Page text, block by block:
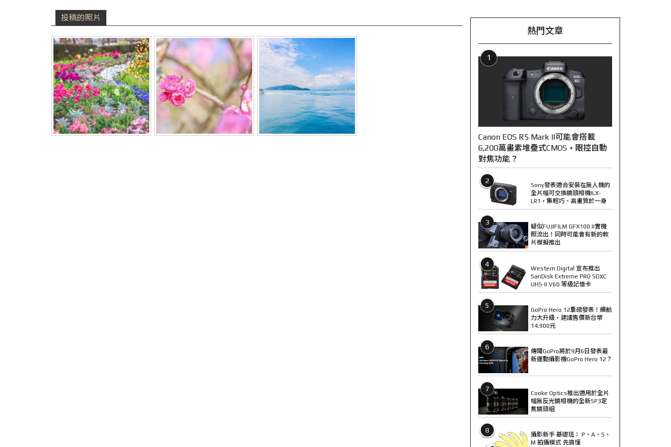
投稿的照片
熱門文章
1
Canon EOS R5 Mark II可能會搭載
6,200萬畫素堆疊式CMOS + 眼控自動
對焦功能？
2
Sony發表適合安裝在無人機的
全片幅可交換鏡頭相機ILX-
LR1，集輕巧、高畫質於一身
3
疑似FUJIFILM GFX100 II實機
照流出！同時可能會有新的軟
片模擬推出
4
Western Digital 宣布推出
SanDisk Extreme PRO SDXC
UHS-II V60 等級記憶卡
5
GoPro Hero 12重磅發表！續航
力大升級，建議售價新台幣
14,900元
6
傳聞GoPro將於9月6日發表最
新運動攝影機GoPro Hero 12？
7
Cooke Optics推出適用於全片
幅無反光鏡相機的全新SP3定
焦鏡頭組
8
攝影新手 基礎班： P、A、S、
M 拍攝模式 先搞懂